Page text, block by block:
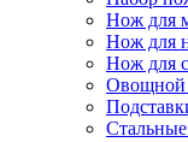
Нож для
Нож для
Нож для